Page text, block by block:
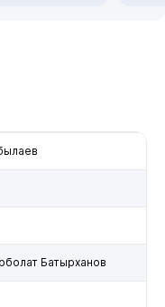
Батырханов